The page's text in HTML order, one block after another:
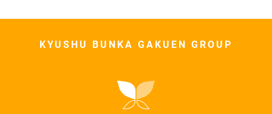
KYUSHU BUNKA GAKUEN GROUP